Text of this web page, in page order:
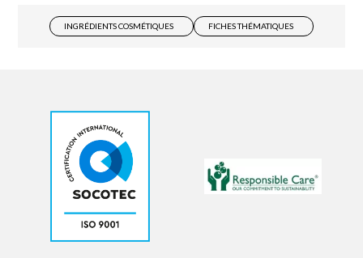
INGRÉDIENTS COSMÉTIQUES FICHES THÉMATIQUES